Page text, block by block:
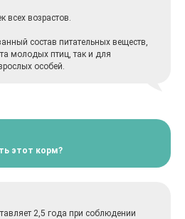
всех возрастов.
состав питательных веществ,
молодых птиц, так и для
особей.
этот корм?
2,5 года при соблюдении